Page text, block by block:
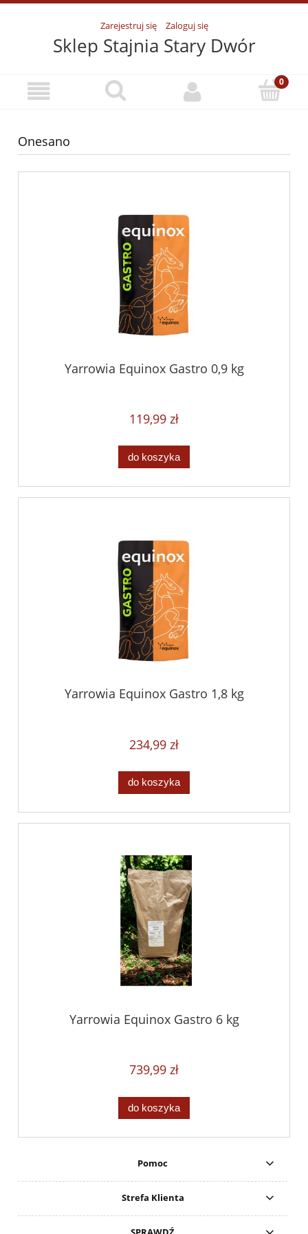
Zarejestruj się Zaloguj się
Sklep Stajnia Stary Dwór
Onesano
Yarrowia Equinox Gastro 0,9 kg
119,99 zł
do koszyka
Yarrowia Equinox Gastro 1,8 kg
234,99 zł
do koszyka
Yarrowia Equinox Gastro 6 kg
739,99 zł
do koszyka
Pomoc
Strefa Klienta